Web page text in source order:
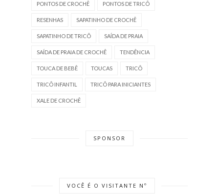
PONTOS DE CROCHÊ PONTOS DE TRICÔ
RESENHAS SAPATINHO DE CROCHÊ
SAPATINHO DE TRICÔ SAÍDA DE PRAIA
SAÍDA DE PRAIA DE CROCHÊ TENDÊNCIA
TOUCA DE BEBÊ TOUCAS TRICÔ
TRICÔ INFANTIL TRICÔ PARA INICIANTES
XALE DE CROCHÊ
SPONSOR
VOCÊ É O VISITANTE Nº